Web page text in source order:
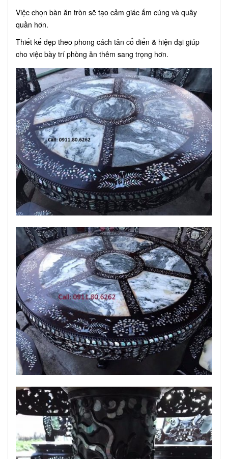
Việc chọn bàn ăn tròn sẽ tạo cảm giác ấm cúng và quây
quần hơn.
Thiết kế đẹp theo phong cách tân cổ điển & hiện đại giúp
cho việc bày trí phòng ăn thêm sang trọng hơn.